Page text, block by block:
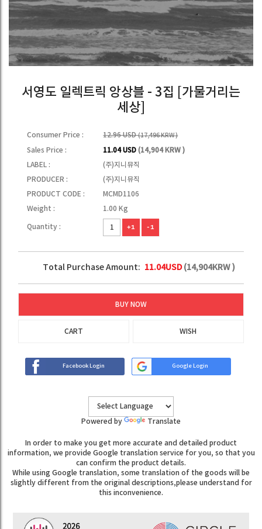
서영도 일렉트릭 앙상블 - 3집 [가물거리는
세상]
Consumer Price : 12.96 USD(17,496 KRW )
Sales Price : 11.04 USD(14,904 KRW )
LABEL :
(주)지니뮤직
PRODUCER :
(주)지니뮤직
PRODUCT CODE :
MCMD1106
Weight :
1.00 Kg
Quantity : +1 -1
Total Purchase Amount: 11.04USD(14,904KRW )
BUY NOW
CART WISH
Facebook Login Google Login
Powered by Translate
In order to make you get more accurate and detailed product
information, we provide Google translation service for you, so that you
can confirm the product details.
While using Google translation, some translation of the goods will be
slightly different from the original descriptions,please understand for
this inconvenience.